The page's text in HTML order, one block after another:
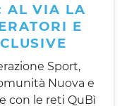
AL VIA LA
E
Sport,
Nuova e
con le reti QuBì